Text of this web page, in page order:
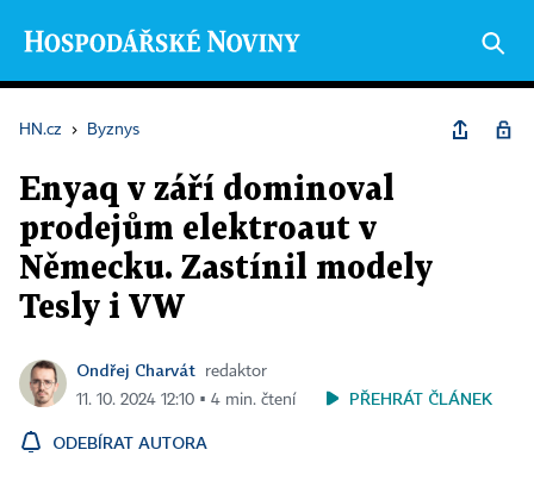
HN.cz › Byznys
Enyaq v září dominoval
prodejům elektroaut v
Německu. Zastínil modely
Tesly i VW
Ondřej Charvát
redaktor
11. 10. 2024 12:10 ▪ 4 min. čtení
PŘEHRÁT ČLÁNEK
ODEBÍRAT AUTORA